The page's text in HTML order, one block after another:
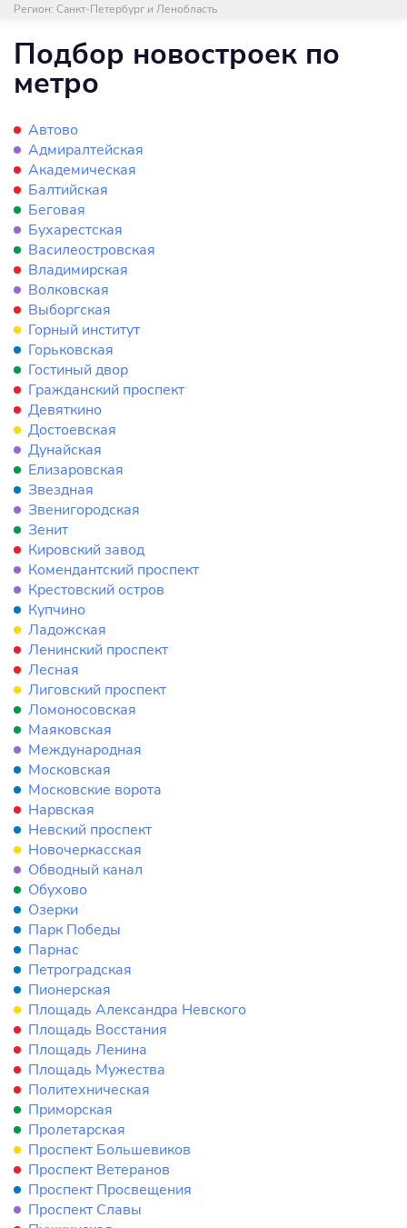
Регион: Санкт-Петербург и Ленобласть
Подбор новостроек по
метро
Автово
Адмиралтейская
Академическая
Балтийская
Беговая
Бухарестская
Василеостровская
Владимирская
Волковская
Выборгская
Горный институт
Горьковская
Гостиный двор
Гражданский проспект
Девяткино
Достоевская
Дунайская
Елизаровская
Звездная
Звенигородская
Зенит
Кировский завод
Комендантский проспект
Крестовский остров
Купчино
Ладожская
Ленинский проспект
Лесная
Лиговский проспект
Ломоносовская
Маяковская
Международная
Московская
Московские ворота
Нарвская
Невский проспект
Новочеркасская
Обводный канал
Обухово
Озерки
Парк Победы
Парнас
Петроградская
Пионерская
Площадь Александра Невского
Площадь Восстания
Площадь Ленина
Площадь Мужества
Политехническая
Приморская
Пролетарская
Проспект Большевиков
Проспект Ветеранов
Проспект Просвещения
Проспект Славы